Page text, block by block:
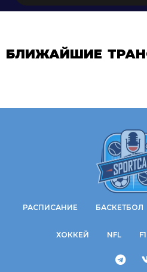
БЛИЖАЙШИЕ
РАСПИСАНИЕ БАСКЕТБОЛ
ХОККЕЙ NFL F1